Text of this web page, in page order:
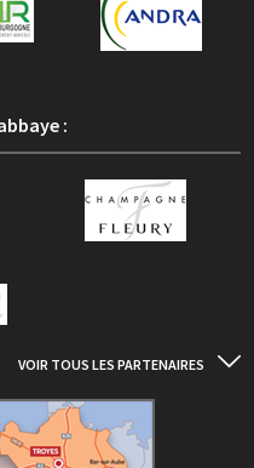
:
VOIR TOUS LES PARTENAIRES